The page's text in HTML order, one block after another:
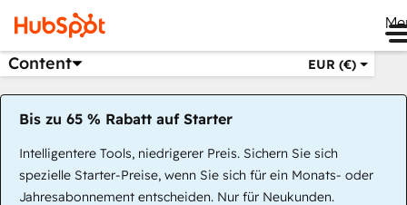
Content EUR (€)
Bis zu 65 % Rabatt auf Starter
Intelligentere Tools, niedrigerer Preis. Sichern Sie sich
spezielle Starter-Preise, wenn Sie sich für ein Monats- oder
Jahresabonnement entscheiden. Nur für Neukunden.